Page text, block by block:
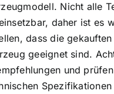
Nicht alle
daher ist es
dass die
geeignet sind.
und